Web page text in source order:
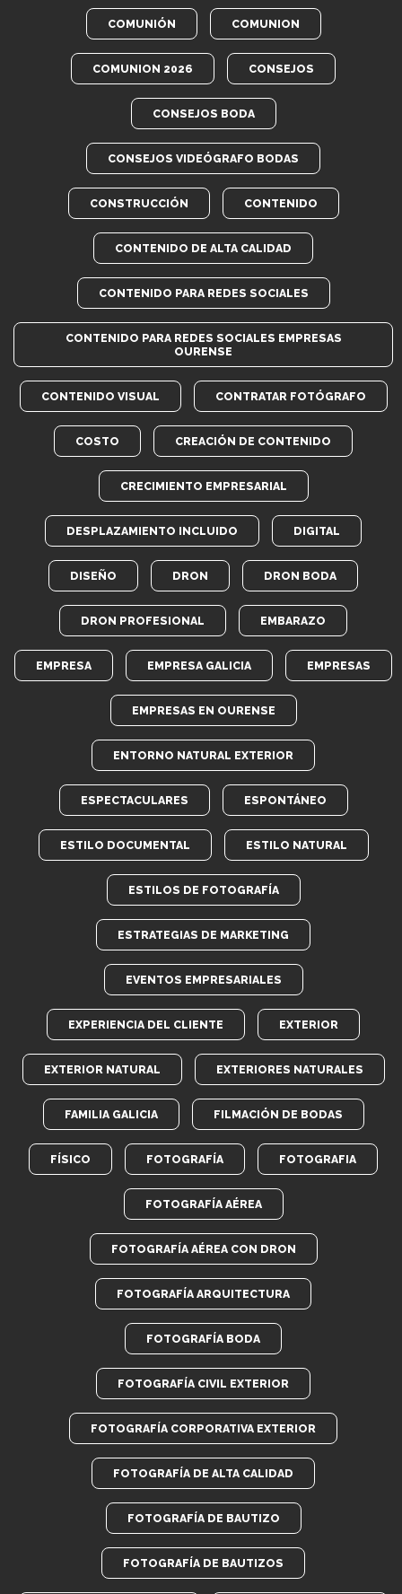
COMUNIÓN COMUNION
COMUNION 2026 CONSEJOS
CONSEJOS BODA
CONSEJOS VIDEÓGRAFO BODAS
CONSTRUCCIÓN CONTENIDO
CONTENIDO DE ALTA CALIDAD
CONTENIDO PARA REDES SOCIALES
CONTENIDO PARA REDES SOCIALES EMPRESAS
OURENSE
CONTENIDO VISUAL CONTRATAR FOTÓGRAFO
COSTO CREACIÓN DE CONTENIDO
CRECIMIENTO EMPRESARIAL
DESPLAZAMIENTO INCLUIDO DIGITAL
DISEÑO DRON DRON BODA
DRON PROFESIONAL EMBARAZO
EMPRESA EMPRESA GALICIA EMPRESAS
EMPRESAS EN OURENSE
ENTORNO NATURAL EXTERIOR
ESPECTACULARES ESPONTÁNEO
ESTILO DOCUMENTAL ESTILO NATURAL
ESTILOS DE FOTOGRAFÍA
ESTRATEGIAS DE MARKETING
EVENTOS EMPRESARIALES
EXPERIENCIA DEL CLIENTE EXTERIOR
EXTERIOR NATURAL EXTERIORES NATURALES
FAMILIA GALICIA FILMACIÓN DE BODAS
FÍSICO FOTOGRAFÍA FOTOGRAFIA
FOTOGRAFÍA AÉREA
FOTOGRAFÍA AÉREA CON DRON
FOTOGRAFÍA ARQUITECTURA
FOTOGRAFÍA BODA
FOTOGRAFÍA CIVIL EXTERIOR
FOTOGRAFÍA CORPORATIVA EXTERIOR
FOTOGRAFÍA DE ALTA CALIDAD
FOTOGRAFÍA DE BAUTIZO
FOTOGRAFÍA DE BAUTIZOS